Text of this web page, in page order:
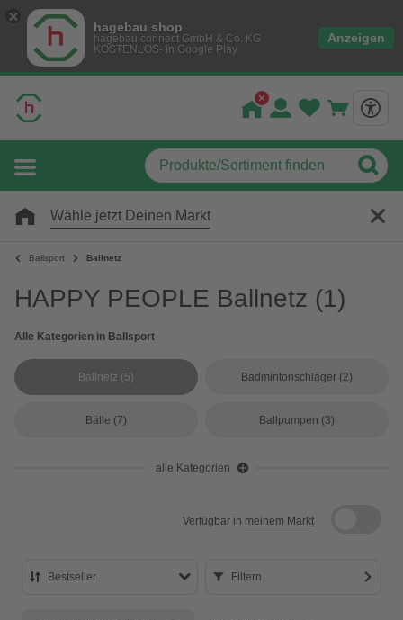
hagebau shop
hagebau connect GmbH & Co. KG
KOSTENLOS- In Google Play
Anzeigen
Wähle jetzt Deinen Markt
Ballsport Ballnetz
HAPPY PEOPLE Ballnetz (1)
Alle Kategorien in Ballsport
Ballnetz (5) Badmintonschläger (2)
Bälle (7) Ballpumpen (3)
alle Kategorien
Verfügbar in meinem Markt
Bestseller Filtern